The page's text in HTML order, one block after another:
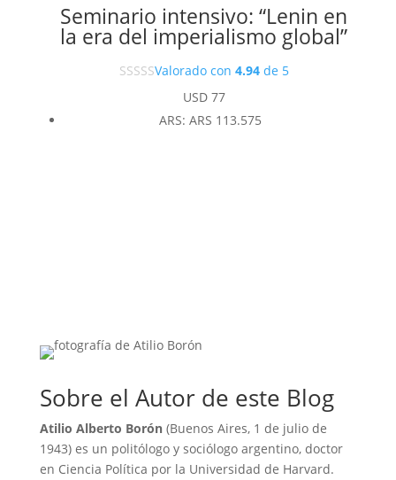
Seminario intensivo: “Lenin en
la era del imperialismo global”
Valorado con 4.94de 5
USD77
ARS: ARS 113.575
Sobre el Autor de este Blog
Atilio Alberto Borón(Buenos Aires, 1 de julio de
1943) es un politólogo y sociólogo argentino, doctor
en Ciencia Política por la Universidad de Harvard.